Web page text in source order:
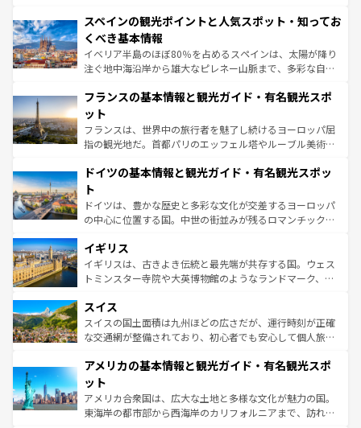
ろん、トスカーナの美しい田園風景やアマルフィ海岸の絶
景など、自然景観も見逃せない。観光の合間には、本場の
ピザやパスタなど、絶品のイタリア料理を堪能することも
できる。朝目覚めてから夜眠るまで、すべての瞬間を楽し
なお、新着のイタリア情報はコンテンツ一覧を参照してほ
しい。
スペインの観光ポイントと人気スポット・知ってお
くべき基本情報
イベリア半島のほぼ80％を占めるスペインは、太陽が降り
注ぐ地中海沿岸から雄大なピレネー山脈まで、多彩な自然
文化が根付くこの国では、情熱的なフラメンコ、熱気あふ
れる闘牛、そして美味しいタパスが生活の一部となってい
る。首都マドリードの洗練された雰囲気や、バルセロナの
アートに溢れた街角から、地方では古代ローマ遺跡や中世
せる。地方によって風土や気候が異なるスペインはその個
ンテンツ一覧 を参照してほしい。
フランスの基本情報と観光ガイド・有名観光スポ
ット
フランスは、世界中の旅行者を魅了し続けるヨーロッパ屈
指の観光地だ。首都パリのエッフェル塔やルーブル美術館
で、幅広い魅力が詰まっている。華麗な宮殿、歴史的な大
聖堂、美しいビーチ、そして豊かな自然が、訪れる者を心
から魅了する。また、フランスは美食の国としても知ら
れ、フランス料理はユネスコ無形文化遺産にも登録されて
香り高いラベンダー畑など、多彩な楽しみ方が可能だ。さ
らに、パリ以外の地域にも魅力が溢れており、どの街角に
も豊かな歴史と文化が息づいている。パリ以外の個性あふ
を参照してほしい。
ドイツの基本情報と観光ガイド・有名観光スポッ
ト
ドイツは、豊かな歴史と多彩な文化が交差するヨーロッパ
の中心に位置する国。中世の街並みが残るロマンチック街
顔を持つこの国は、どこを歩いても飽きることがない。ベ
ルリンの文化的活気、バイエルン州のアルプスの絶景、そ
してライン川沿いのワイン畑といった風景は必見。ビール
は、お酒好きな人にはぜひ体験してほしい。 なお、新着の
ドイツ情報はコンテンツ一覧を参照してほしい。
イギリス
イギリスは、古きよき伝統と最先端が共存する国。ウェス
トミンスター寺院や大英博物館のようなランドマーク、歴
リアごとに異なる魅力がある。また、優雅なアフタヌーン
ティー、ビール好きにはたまらない英国パブ、サッカー観
戦など、本場だからこそできる体験も豊富。イギリスを旅
ンツ一覧を参照してほしい。
スイス
スイスの国土面積は九州ほどの広さだが、運行時刻が正確
な交通網が整備されており、初心者でも安心して個人旅行
の建物がそのまま残る町や、スイスならではのユニークな
博物館もあり、アルプス観光だけでなく町歩きも満喫する
ことができる。国民の所得が高いため物価も高いが、旅行
者向けの交通パス提供のサービスもあり、うまく活用すれ
アメリカの基本情報と観光ガイド・有名観光スポ
ット
アメリカ合衆国は、広大な土地と多様な文化が魅力の国。
東海岸の都市部から西海岸のカリフォルニアまで、訪れる